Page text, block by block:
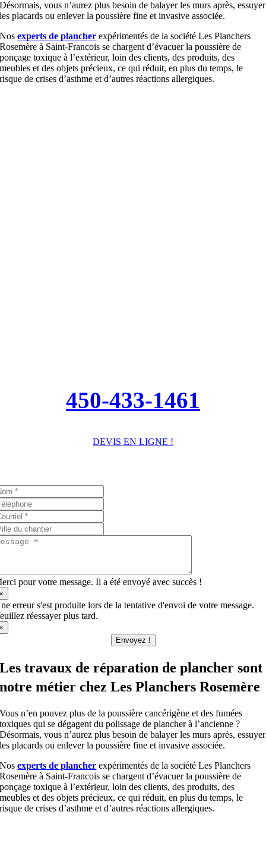
Désormais, vous n’aurez plus besoin de balayer les murs après, essuyer
les placards ou enlever la poussière fine et invasive associée.
Nosexperts de plancher expérimentés de la société Les Planchers
Rosemère à Saint-Francois se chargent d’évacuer la poussière de
ponçage toxique à l’extérieur, loin des clients, des produits, des
meubles et des objets précieux, ce qui réduit, en plus du temps, le
risque de crises d’asthme et d’autres réactions allergiques.
450-433-1461
DEVIS EN LIGNE !
pour votre message. Il a été envoyé avec succès !
erreur s'est produite lors de la tentative d'envoi de votre message.
réessayer plus tard.
Envoyez !
Les travaux de réparation de plancher sont
notre métier chez Les Planchers Rosemère
Vous n’en pouvez plus de la poussière cancérigène et des fumées
toxiques qui se dégagent du polissage de plancher à l’ancienne ?
Désormais, vous n’aurez plus besoin de balayer les murs après, essuyer
les placards ou enlever la poussière fine et invasive associée.
Nosexperts de plancher expérimentés de la société Les Planchers
Rosemère à Saint-Francois se chargent d’évacuer la poussière de
ponçage toxique à l’extérieur, loin des clients, des produits, des
meubles et des objets précieux, ce qui réduit, en plus du temps, le
risque de crises d’asthme et d’autres réactions allergiques.